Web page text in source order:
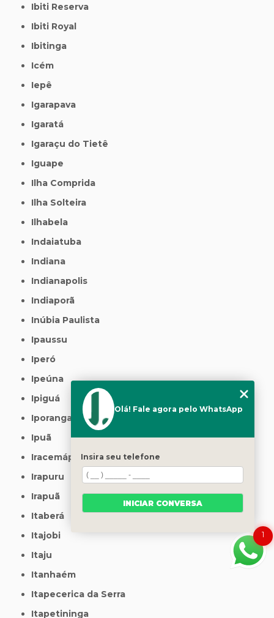
Ibiti Reserva
Ibiti Royal
Ibitinga
Icém
Iepê
Igarapava
Igaratá
Igaraçu do Tietê
Iguape
Ilha Comprida
Ilha Solteira
Ilhabela
Indaiatuba
Indiana
Indianapolis
Indiaporã
Inúbia Paulista
Ipaussu
Iperó
Ipeúna
Ipiguá
Iporanga
Ipuã
Iracemápolis
Irapuru
Irapuã
Itaberá
Itajobi
Itaju
Itanhaém
Itapecerica da Serra
Itapetininga
1
Olá! Fale agora pelo WhatsApp
Insira seu telefone
INICIAR CONVERSA